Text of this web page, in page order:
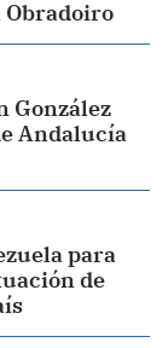
Obradoiro
González
Andalucía
para
de